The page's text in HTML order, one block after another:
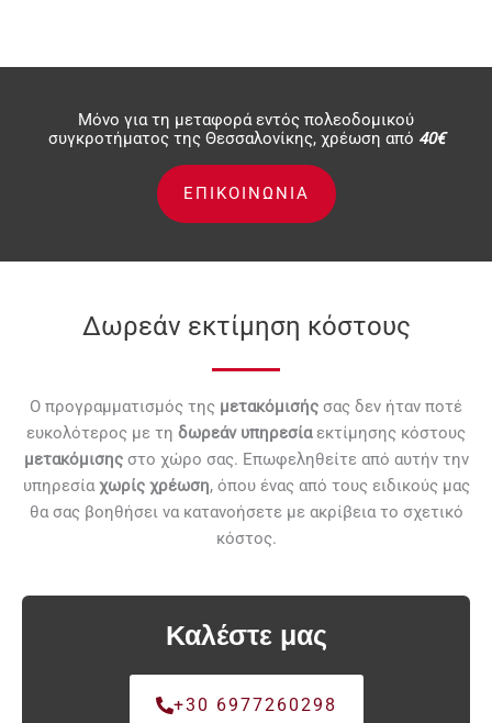
Μόνο για τη μεταφορά εντός πολεοδομικού
συγκροτήματος της Θεσσαλονίκης, χρέωση από 40€
ΕΠΙΚΟΙΝΩΝΙΑ
Δωρεάν εκτίμηση κόστους
Ο προγραμματισμός της μετακόμισής σας δεν ήταν ποτέ
ευκολότερος με τη δωρεάν υπηρεσίαεκτίμησης κόστους
μετακόμισηςστο χώρο σας. Επωφεληθείτε από αυτήν την
υπηρεσίαχωρίς χρέωση, όπου ένας από τους ειδικούς μας
θα σας βοηθήσει να κατανοήσετε με ακρίβεια το σχετικό
κόστος.
Καλέστε μας
+30 6977260298